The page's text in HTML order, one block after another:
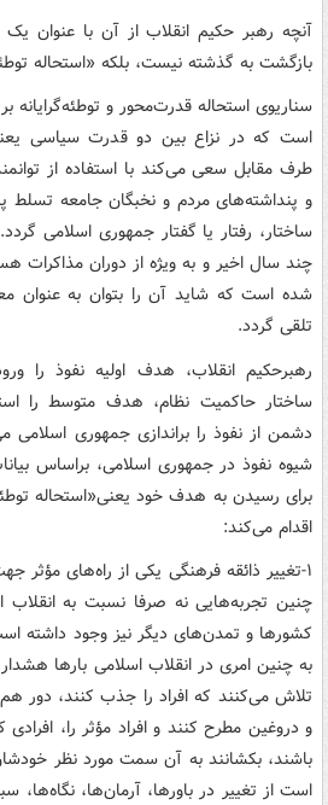
آنچه رهبر حکیم انقلاب از آن با عنوان
بازگشت به گذشته نیست‌، بلکه «استحاله
سناریوی استحاله قدرت‌محور و
است که در نزاع بین دو قدرت سیاسی
طرف مقابل سعی می‌کند با استفاده از
و پنداشته‌های مردم و نخبگان جامعه تسلط
ساختار، رفتار یا گفتار جمهوری اسلامی
چند سال اخیر و به ویژه از دوران مذاکرات
شده است که شاید آن را بتوان به عنوان
تلقی گردد.
رهبرحکیم انقلاب‌، هدف اولیه نفوذ را
ساختار حاکمیت نظام‌، هدف متوسط را
دشمن از نفوذ را براندازی جمهوری اسلامی
شیوه نفوذ در جمهوری اسلامی‌، براساس
برای رسیدن به هدف خود یعنی«استحاله
اقدام می‌کند:
۱-تغییر ذائقه فرهنگی یکی از راه‌های
چنین تجربه‌هایی نه صرفا نسبت به انقلاب
کشورها و تمدن‌های دیگر نیز وجود داشته
به چنین امری در انقلاب اسلامی بارها
تلاش می‌کنند که افراد را جذب کنند،
و دروغین مطرح کنند و افراد مؤثر را، افرادی
باشند، بکشانند به آن سمت مورد نظر
است از تغییر در باورها، آرمان‌ها،